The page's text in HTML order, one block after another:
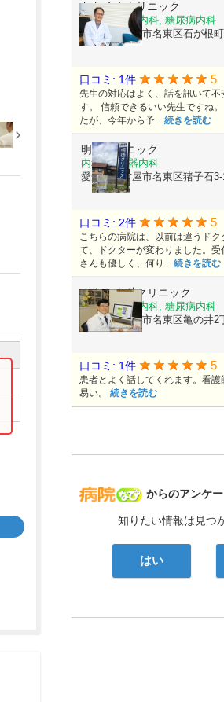
病院なび
からのアンケ
知りたい情報は見つ
はい
おおくまクリニック
内科, 循環器内科, 糖尿病内科
愛知県名古屋市名東区石が根
口コミ: 1件 5
先生の対応はよく、話を訊いて不
す。 信頼できるいい先生ですね
たが、今年から予... 続きを読む
明徳クリニック
内科, 循環器内科
愛知県名古屋市名東区猪子石3-
口コミ: 2件 5
こちらの病院は、以前は違うド
て、ドクターが変わりました。
さんも優しく、何り... 続きを読む
みうら内科クリニック
内科, 内分泌内科, 糖尿病内科
愛知県名古屋市名東区亀の井2
口コミ: 1件 5
患者とよく話してくれます。看
易い。 続きを読む